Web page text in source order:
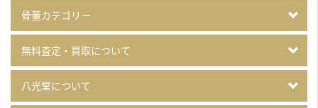
骨董カテゴリー
無料査定・買取について
八光堂について